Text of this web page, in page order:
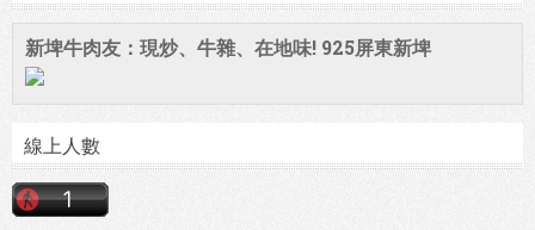
新埤牛肉友：現炒、牛雜、在地味! 925屏東新埤
線上人數